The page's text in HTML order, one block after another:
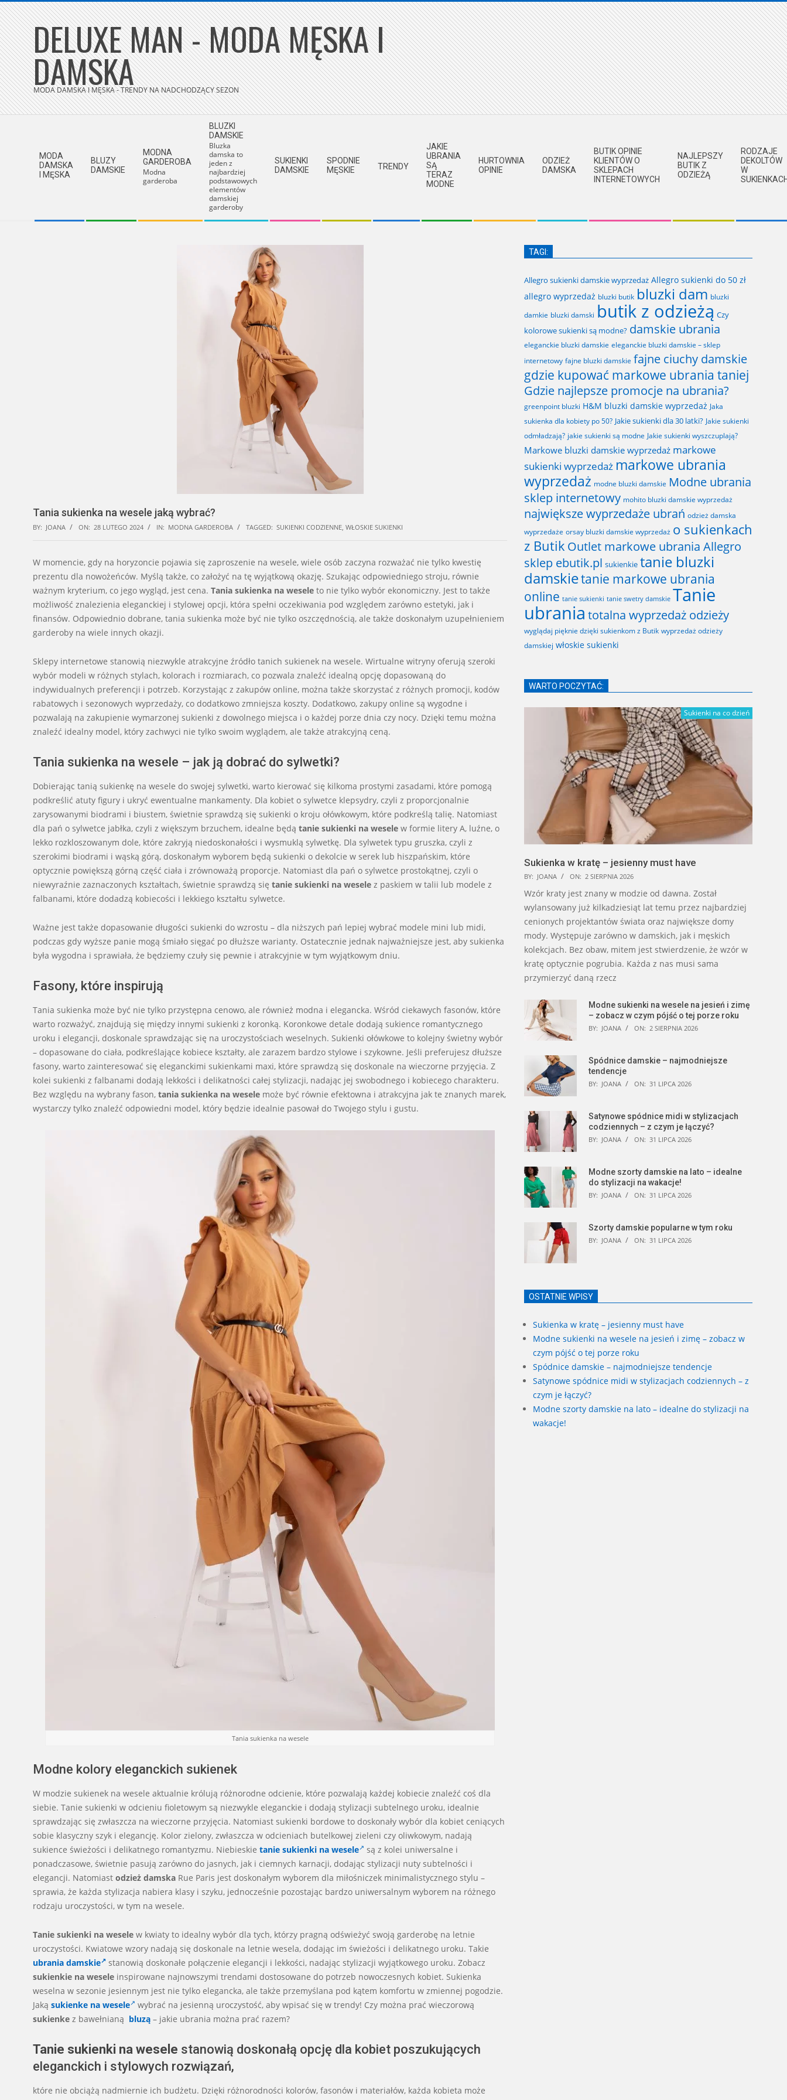
Skip
to
content DELUXE MAN - MODA MĘSKA I
DAMSKA
MODA DAMSKA I MĘSKA - TRENDY NA NADCHODZĄCY SEZON
MODA
DAMSKA
I MĘSKA
BLUZY
DAMSKIE
MODNA
GARDEROBA
Modna
garderoba
BLUZKI
DAMSKIE
Bluzka
damska to
jeden z
najbardziej
podstawowych
elementów
damskiej
garderoby
SUKIENKI
DAMSKIE
SPODNIE
MĘSKIE
TRENDY
JAKIE
UBRANIA
SĄ
TERAZ
MODNE
HURTOWNIA
OPINIE
ODZIEŻ
DAMSKA
BUTIK OPINIE
KLIENTÓW O
SKLEPACH
INTERNETOWYCH
NAJLEPSZY
BUTIK Z
ODZIEŻĄ
RODZAJE
DEKOLTÓW
W
Tania sukienka na wesele jaką wybrać?
BY: JOANA ON: 28 LUTEGO 2024 IN: MODNA GARDEROBA TAGGED: SUKIENKI CODZIENNE, WŁOSKIE SUKIENKI
W momencie, gdy na horyzoncie pojawia się zaproszenie na wesele, wiele osób zaczyna rozważać nie tylko kwestię
prezentu dla nowożeńców. Myślą także, co założyć na tę wyjątkową okazję. Szukając odpowiedniego stroju, równie
ważnym kryterium, co jego wygląd, jest cena. Tania sukienka na wesele to nie tylko wybór ekonomiczny. Jest to także
możliwość znalezienia eleganckiej i stylowej opcji, która spełni oczekiwania pod względem zarówno estetyki, jak i
finansów. Odpowiednio dobrane, tania sukienka może być nie tylko oszczędnością, ale także doskonałym uzupełnieniem
garderoby na wiele innych okazji.
Sklepy internetowe stanowią niezwykle atrakcyjne źródło tanich sukienek na wesele. Wirtualne witryny oferują szeroki
wybór modeli w różnych stylach, kolorach i rozmiarach, co pozwala znaleźć idealną opcję dopasowaną do
indywidualnych preferencji i potrzeb. Korzystając z zakupów online, można także skorzystać z różnych promocji, kodów
rabatowych i sezonowych wyprzedaży, co dodatkowo zmniejsza koszty. Dodatkowo, zakupy online są wygodne i
pozwalają na zakupienie wymarzonej sukienki z dowolnego miejsca i o każdej porze dnia czy nocy. Dzięki temu można
znaleźć idealny model, który zachwyci nie tylko swoim wyglądem, ale także atrakcyjną ceną.
Tania sukienka na wesele – jak ją dobrać do sylwetki?
Dobierając tanią sukienkę na wesele do swojej sylwetki, warto kierować się kilkoma prostymi zasadami, które pomogą
podkreślić atuty figury i ukryć ewentualne mankamenty. Dla kobiet o sylwetce klepsydry, czyli z proporcjonalnie
zarysowanymi biodrami i biustem, świetnie sprawdzą się sukienki o kroju ołówkowym, które podkreślą talię. Natomiast
dla pań o sylwetce jabłka, czyli z większym brzuchem, idealne będą tanie sukienki na wesele w formie litery A, luźne, o
lekko rozkloszowanym dole, które zakryją niedoskonałości i wysmuklą sylwetkę. Dla sylwetek typu gruszka, czyli z
szerokimi biodrami i wąską górą, doskonałym wyborem będą sukienki o dekolcie w serek lub hiszpańskim, które
optycznie powiększą górną część ciała i zrównoważą proporcje. Natomiast dla pań o sylwetce prostokątnej, czyli o
niewyraźnie zaznaczonych kształtach, świetnie sprawdzą się tanie sukienki na wesele z paskiem w talii lub modele z
falbanami, które dodadzą kobiecości i lekkiego kształtu sylwetce.
Ważne jest także dopasowanie długości sukienki do wzrostu – dla niższych pań lepiej wybrać modele mini lub midi,
podczas gdy wyższe panie mogą śmiało sięgać po dłuższe warianty. Ostatecznie jednak najważniejsze jest, aby sukienka
była wygodna i sprawiała, że będziemy czuły się pewnie i atrakcyjnie w tym wyjątkowym dniu.
Fasony, które inspirują
Tania sukienka może być nie tylko przystępna cenowo, ale również modna i elegancka. Wśród ciekawych fasonów, które
warto rozważyć, znajdują się między innymi sukienki z koronką. Koronkowe detale dodają sukience romantycznego
uroku i elegancji, doskonale sprawdzając się na uroczystościach weselnych. Sukienki ołówkowe to kolejny świetny wybór
– dopasowane do ciała, podkreślające kobiece kształty, ale zarazem bardzo stylowe i szykowne. Jeśli preferujesz dłuższe
fasony, warto zainteresować się eleganckimi sukienkami maxi, które sprawdzą się doskonale na wieczorne przyjęcia. Z
kolei sukienki z falbanami dodają lekkości i delikatności całej stylizacji, nadając jej swobodnego i kobiecego charakteru.
Bez względu na wybrany fason, tania sukienka na wesele może być równie efektowna i atrakcyjna jak te znanych marek,
wystarczy tylko znaleźć odpowiedni model, który będzie idealnie pasował do Twojego stylu i gustu.
Tania sukienka na wesele
Modne kolory eleganckich sukienek
W modzie sukienek na wesele aktualnie królują różnorodne odcienie, które pozwalają każdej kobiecie znaleźć coś dla
siebie. Tanie sukienki w odcieniu fioletowym są niezwykle eleganckie i dodają stylizacji subtelnego uroku, idealnie
sprawdzając się zwłaszcza na wieczorne przyjęcia. Natomiast sukienki bordowe to doskonały wybór dla kobiet ceniących
sobie klasyczny szyk i elegancję. Kolor zielony, zwłaszcza w odcieniach butelkowej zieleni czy oliwkowym, nadają
sukience świeżości i delikatnego romantyzmu. Niebieskie tanie sukienki na wesele
są z kolei uniwersalne i
ponadczasowe, świetnie pasują zarówno do jasnych, jak i ciemnych karnacji, dodając stylizacji nuty subtelności i
elegancji. Natomiast odzież damska Rue Paris jest doskonałym wyborem dla miłośniczek minimalistycznego stylu –
sprawia, że każda stylizacja nabiera klasy i szyku, jednocześnie pozostając bardzo uniwersalnym wyborem na różnego
rodzaju uroczystości, w tym na wesele.
Tanie sukienki na wesele w kwiaty to idealny wybór dla tych, którzy pragną odświeżyć swoją garderobę na letnie
uroczystości. Kwiatowe wzory nadają się doskonale na letnie wesela, dodając im świeżości i delikatnego uroku. Takie
ubrania damskie
stanowią doskonałe połączenie elegancji i lekkości, nadając stylizacji wyjątkowego uroku. Zobacz
sukienkie na wesele inspirowane najnowszymi trendami dostosowane do potrzeb nowoczesnych kobiet. Sukienka
weselna w sezonie jesiennym jest nie tylko elegancka, ale także przemyślana pod kątem komfortu w zmiennej pogodzie.
Jaką sukienke na wesele
wybrać na jesienną uroczystość, aby wpisać się w trendy! Czy można prać wieczorową
sukienke z bawełnianą bluzą – jakie ubrania można prać razem?
Tanie sukienki na wesele stanowią doskonałą opcję dla kobiet poszukujących
eleganckich i stylowych rozwiązań,
które nie obciążą nadmiernie ich budżetu. Dzięki różnorodności kolorów, fasonów i materiałów, każda kobieta może
TAGI:
Allegro sukienki damskie wyprzedaż Allegro sukienki do 50 zł
allegro wyprzedaż bluzki butik bluzki dam bluzki
damkie bluzki damski butik z odzieżą Czy
kolorowe sukienki są modne? damskie ubrania
eleganckie bluzki damskie eleganckie bluzki damskie – sklep
internetowy fajne bluzki damskie fajne ciuchy damskie
gdzie kupować markowe ubrania taniej
Gdzie najlepsze promocje na ubrania?
greenpoint bluzki H&M bluzki damskie wyprzedaż Jaka
sukienka dla kobiety po 50? Jakie sukienki dla 30 latki? Jakie sukienki
odmładzają? jakie sukienki są modne Jakie sukienki wyszczuplają?
Markowe bluzki damskie wyprzedaż markowe
sukienki wyprzedaż markowe ubrania
wyprzedaż modne bluzki damskie Modne ubrania
sklep internetowy mohito bluzki damskie wyprzedaż
największe wyprzedaże ubrań odzież damska
wyprzedaże orsay bluzki damskie wyprzedaż o sukienkach
z Butik Outlet markowe ubrania Allegro
sklep ebutik.pl sukienkie tanie bluzki
damskietanie markowe ubrania
online tanie sukienki tanie swetry damskie Tanie
ubrania totalna wyprzedaż odzieży
wyglądaj pięknie dzięki sukienkom z Butik wyprzedaż odzieży
damskiej włoskie sukienki
WARTO POCZYTAĆ:
Sukienki na co dzień
Sukienka w kratę – jesienny must have
BY: JOANA ON: 2 SIERPNIA 2026
Wzór kraty jest znany w modzie od dawna. Został
wylansowany już kilkadziesiąt lat temu przez najbardziej
cenionych projektantów świata oraz największe domy
mody. Występuje zarówno w damskich, jak i męskich
kolekcjach. Bez obaw, mitem jest stwierdzenie, że wzór w
kratę optycznie pogrubia. Każda z nas musi sama
przymierzyć daną rzecz
Modne sukienki na wesele na jesień i zimę
– zobacz w czym pójść o tej porze roku
BY: JOANA ON: 2 SIERPNIA 2026
Spódnice damskie – najmodniejsze
tendencje
BY: JOANA ON: 31 LIPCA 2026
Satynowe spódnice midi w stylizacjach
codziennych – z czym je łączyć?
BY: JOANA ON: 31 LIPCA 2026
Modne szorty damskie na lato – idealne
do stylizacji na wakacje!
BY: JOANA ON: 31 LIPCA 2026
Szorty damskie popularne w tym roku
BY: JOANA ON: 31 LIPCA 2026
OSTATNIE WPISY
Sukienka w kratę – jesienny must have
Modne sukienki na wesele na jesień i zimę – zobacz w
czym pójść o tej porze roku
Spódnice damskie – najmodniejsze tendencje
Satynowe spódnice midi w stylizacjach codziennych – z
czym je łączyć?
Modne szorty damskie na lato – idealne do stylizacji na
wakacje!